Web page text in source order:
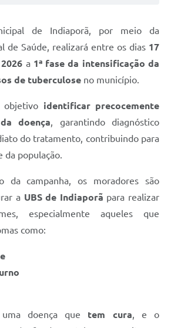
de Indiaporã, por meio da
de Saúde, realizará entre os dias 17
a 1ª fase da intensificação da
de tuberculose no município.
objetivo identificar precocemente
doença, garantindo diagnóstico
do tratamento, contribuindo para
da população.
da campanha, os moradores são
a UBS de Indiaporã para realizar
especialmente aqueles que
como:
doença que tem cura, e o